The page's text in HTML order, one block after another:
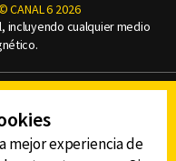
CANAL 6 2026
incluyendo cualquier medio
mejor experiencia de